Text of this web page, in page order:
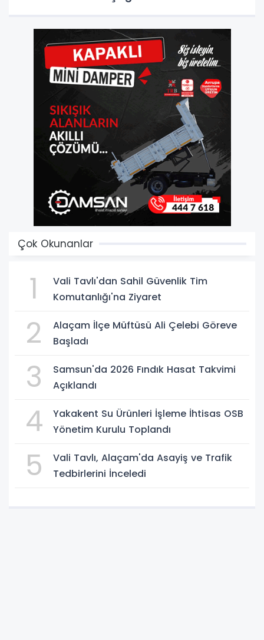
Çok Okunanlar
1
Vali Tavlı'dan Sahil Güvenlik Tim
Komutanlığı'na Ziyaret
2
Alaçam İlçe Müftüsü Ali Çelebi Göreve
Başladı
3
Samsun'da 2026 Fındık Hasat Takvimi
Açıklandı
4
Yakakent Su Ürünleri İşleme İhtisas OSB
Yönetim Kurulu Toplandı
5
Vali Tavlı, Alaçam'da Asayiş ve Trafik
Tedbirlerini İnceledi